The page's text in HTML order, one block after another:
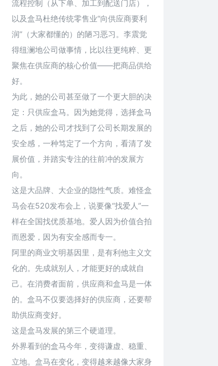
流程控制（从下单、加工到配送门店），
以及盒马杜绝传统零售业“向供应商要利
润”（大家都懂的）的陋习恶习。李震觉
得纽澜地公司做事情，比以往更纯粹、更
聚焦在供应商的核心价值——把商品供给
好。
为此，她的公司甚至做了一个更大胆的决
定：只供应盒马。因为她觉得，选择盒马
之后，她的公司才找到了公司长期发展的
安全感，一种笃定了一个方向，看清了发
展价值，并踏实专注的往前冲的发展方
向。
这是大品牌、大企业的隐性气质。难怪盒
马会在520发布会上，说要像“找爱人”一
样在全国找优质基地。爱人因为价值合拍
而恩爱，因为有安全感而专一。
阿里的商业文明基因里，是有利他主义文
化的。先成就别人，才能更好的成就自
己。在消费者面前，供应商和盒马是一体
的。盒马不仅要选择好的供应商，还要帮
助供应商变好。
这是盒马发展的第三个硬道理。
外界看到的盒马今年，变得谦虚、稳重、
立地。盒马在变化，变得越来越像大家身